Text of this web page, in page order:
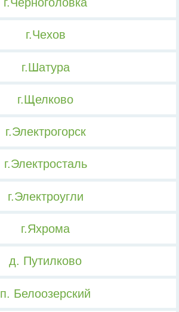
г.Чехов
г.Шатура
г.Щелково
г.Электрогорск
г.Электросталь
г.Электроугли
г.Яхрома
д. Путилково
п. Белоозерский